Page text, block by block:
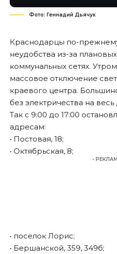
Фото: Геннадий Дьячук
Краснодарцы по-
неудобства из-за
коммунальных сетях.
массовое отключение
краевого центра.
без электричества на весь
Так с 9:00 до 17:00
адресам:
• Постовая, 18;
• Октябрьская, 8;
-
• поселок Лорис;
• Бершанской, 359, 349б;